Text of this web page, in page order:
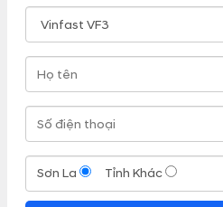
Sơn La Tỉnh Khác